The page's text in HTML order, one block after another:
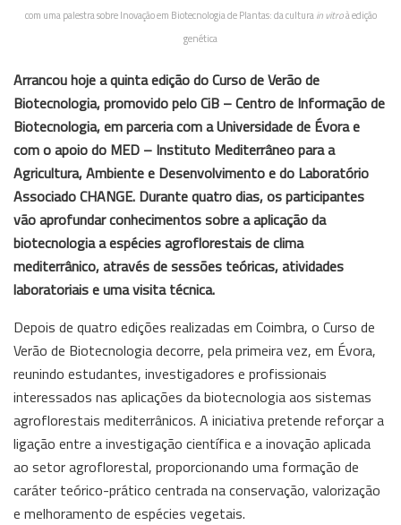
com uma palestra sobre Inovação em Biotecnologia de Plantas: da culturain vitroà edição
genética
Arrancou hoje a quinta edição do Curso de Verão de
Biotecnologia, promovido pelo CiB – Centro de Informação de
Biotecnologia, em parceria com a Universidade de Évora e
com o apoio do MED – Instituto Mediterrâneo para a
Agricultura, Ambiente e Desenvolvimento e do Laboratório
Associado CHANGE. Durante quatro dias, os participantes
vão aprofundar conhecimentos sobre a aplicação da
biotecnologia a espécies agroflorestais de clima
mediterrânico, através de sessões teóricas, atividades
laboratoriais e uma visita técnica.
Depois de quatro edições realizadas em Coimbra, o Curso de
Verão de Biotecnologia decorre, pela primeira vez, em Évora,
reunindo estudantes, investigadores e profissionais
interessados nas aplicações da biotecnologia aos sistemas
agroflorestais mediterrânicos. A iniciativa pretende reforçar a
ligação entre a investigação científica e a inovação aplicada
ao setor agroflorestal, proporcionando uma formação de
caráter teórico-prático centrada na conservação, valorização
e melhoramento de espécies vegetais.